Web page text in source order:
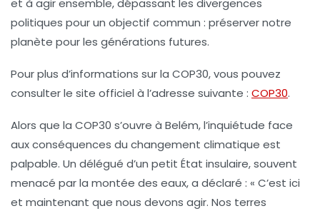
et à agir ensemble, dépassant les divergences
politiques pour un objectif commun : préserver notre
planète pour les générations futures.
Pour plus d’informations sur la COP30, vous pouvez
consulter le site officiel à l’adresse suivante : COP30.
Alors que la COP30 s’ouvre à Belém, l’inquiétude face
aux conséquences du changement climatique est
palpable. Un délégué d’un petit État insulaire, souvent
menacé par la montée des eaux, a déclaré : « C’est ici
et maintenant que nous devons agir. Nos terres